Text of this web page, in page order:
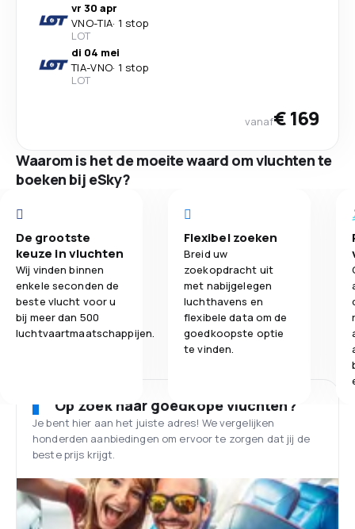
vr 30 apr
VNO-TIA· 1 stop
LOT
di 04 mei
TIA-VNO· 1 stop
LOT
vanaf€ 169
Waarom is het de moeite waard om vluchten te
boeken bij eSky?
De grootste
keuze in vluchten
Wij vinden binnen
enkele seconden de
beste vlucht voor u
bij meer dan 500
luchtvaartmaatschappijen.
Flexibel zoeken
Breid uw
zoekopdracht uit
met nabijgelegen
luchthavens en
flexibele data om de
goedkoopste optie
te vinden.
Op zoek naar goedkope vluchten?
Je bent hier aan het juiste adres! We vergelijken
honderden aanbiedingen om ervoor te zorgen dat jij de
beste prijs krijgt.